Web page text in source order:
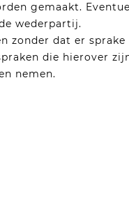
gemaakt.
wederpartij.
zonder dat er
die hierover
nemen.